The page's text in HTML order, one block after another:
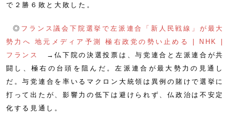
で２勝６敗と大敗した。
◎ フランス議会下院選挙で左派連合「新人民戦線」が最大
勢力へ 地元メディア予測 極右政党の勢い止める | NHK |
フランス
→仏下院の決選投票は、与党連合と左派連合が共
闘し、極右の台頭を阻んだ。左派連合が最大勢力の見通し
だ。与党連合を率いるマクロン大統領は異例の賭けで選挙に
打って出たが、影響力の低下は避けられず、仏政治は不安定
化する見通し。